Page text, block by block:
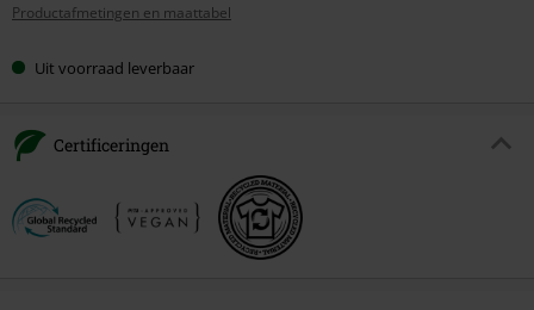
maat
Productafmetingen en maattabel
Uit voorraad leverbaar
Certificeringen